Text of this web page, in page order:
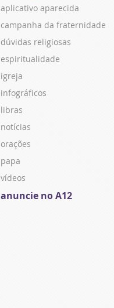
aplicativo aparecida
campanha da fraternidade
dúvidas religiosas
espiritualidade
igreja
infográficos
libras
notícias
orações
papa
vídeos
anuncie no A12